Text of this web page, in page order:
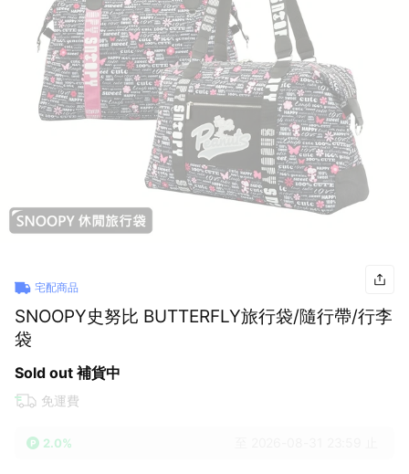
宅配商品
SNOOPY史努比 BUTTERFLY旅行袋/隨行帶/行李
袋
Sold out 補貨中
免運費
2.0%